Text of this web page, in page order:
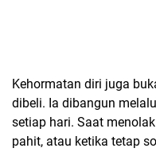
Kehormatan diri juga
dibeli. Ia dibangun
setiap hari. Saat
pahit, atau ketika tetap